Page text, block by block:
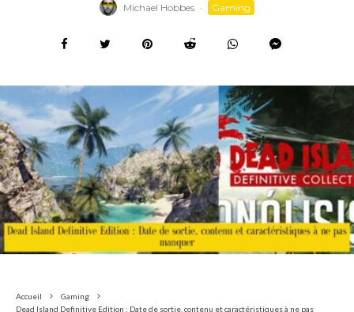
Michael Hobbes · Gaming
Accueil
Gaming
Dead Island Definitive Edition : Date de sortie, contenu et caractéristiques à ne pas